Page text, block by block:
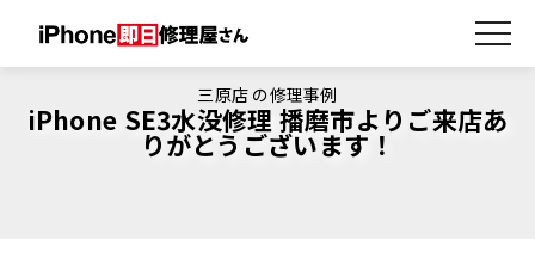
三原店 の修理事例
iPhone SE3水没修理 播磨市よりご来店あ
りがとうございます！